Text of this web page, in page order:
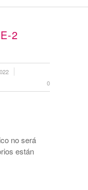
2
0
no será
están